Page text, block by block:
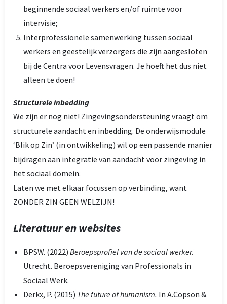
beginnende sociaal werkers en/of ruimte voor
intervisie;
Interprofessionele samenwerking tussen sociaal
werkers en geestelijk verzorgers die zijn aangesloten
bij de Centra voor Levensvragen. Je hoeft het dus niet
alleen te doen!
Structurele inbedding
We zijn er nog niet! Zingevingsondersteuning vraagt om
structurele aandacht en inbedding. De onderwijsmodule
‘Blik op Zin’ (in ontwikkeling) wil op een passende manier
bijdragen aan integratie van aandacht voor zingeving in
het sociaal domein.
Laten we met elkaar focussen op verbinding, want
ZONDER ZIN GEEN WELZIJN!
Literatuur en websites
BPSW. (2022) Beroepsprofiel van de sociaal werker.
Utrecht. Beroepsvereniging van Professionals in
Sociaal Werk.
Derkx, P. (2015) The future of humanism. In A.Copson &